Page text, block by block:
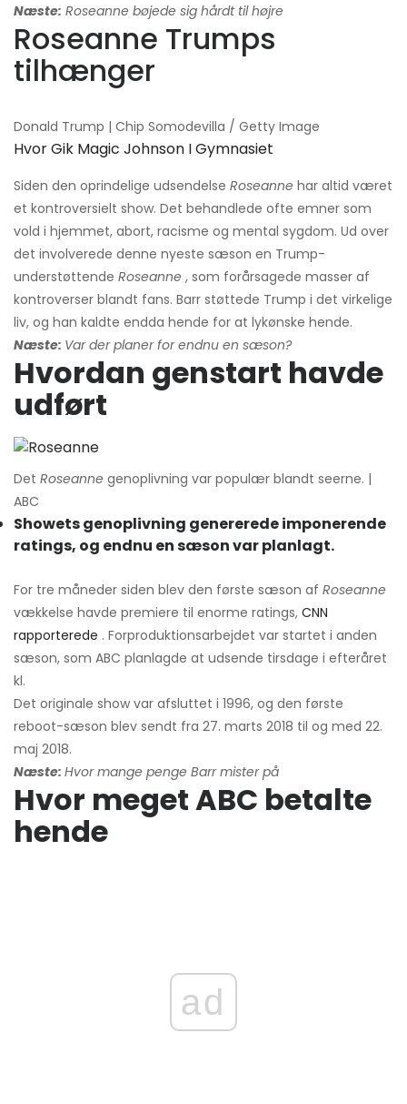
Næste: Roseanne bøjede sig hårdt til højre
Roseanne Trumps
tilhænger
Donald Trump | Chip Somodevilla / Getty Image
Hvor Gik Magic Johnson I Gymnasiet
Siden den oprindelige udsendelse Roseanne har altid været
et kontroversielt show. Det behandlede ofte emner som
vold i hjemmet, abort, racisme og mental sygdom. Ud over
det involverede denne nyeste sæson en Trump-
understøttende Roseanne , som forårsagede masser af
kontroverser blandt fans. Barr støttede Trump i det virkelige
liv, og han kaldte endda hende for at lykønske hende.
Næste: Var der planer for endnu en sæson?
Hvordan genstart havde
udført
Det Roseanne genoplivning var populær blandt seerne. |
ABC
Showets genoplivning genererede imponerende
ratings, og endnu en sæson var planlagt.
For tre måneder siden blev den første sæson af Roseanne
vækkelse havde premiere til enorme ratings, CNN
rapporterede . Forproduktionsarbejdet var startet i anden
sæson, som ABC planlagde at udsende tirsdage i efteråret
kl.
Det originale show var afsluttet i 1996, og den første
reboot-sæson blev sendt fra 27. marts 2018 til og med 22.
maj 2018.
Næste: Hvor mange penge Barr mister på
Hvor meget ABC betalte
hende
ad